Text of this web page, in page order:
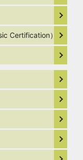
Certification）